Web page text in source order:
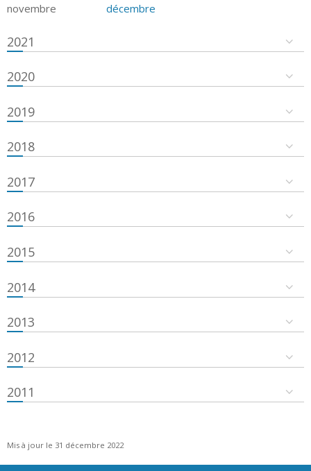
novembre
décembre
2021
2020
2019
2018
2017
2016
2015
2014
2013
2012
2011
Mis à jour le 31 décembre 2022